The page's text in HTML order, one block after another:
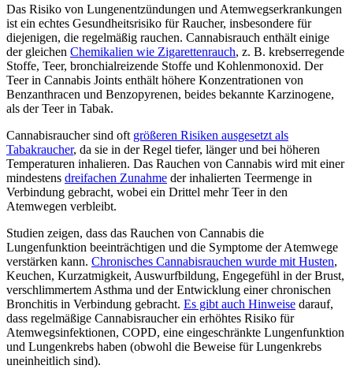
Das Risiko von Lungenentzündungen und Atemwegserkrankungen
ist ein echtes Gesundheitsrisiko für Raucher, insbesondere für
diejenigen, die regelmäßig rauchen. Cannabisrauch enthält einige
der gleichen Chemikalien wie Zigarettenrauch, z. B. krebserregende
Stoffe, Teer, bronchialreizende Stoffe und Kohlenmonoxid. Der
Teer in Cannabis Joints enthält höhere Konzentrationen von
Benzanthracen und Benzopyrenen, beides bekannte Karzinogene,
als der Teer in Tabak.
Cannabisraucher sind oft größeren Risiken ausgesetzt als
Tabakraucher, da sie in der Regel tiefer, länger und bei höheren
Temperaturen inhalieren. Das Rauchen von Cannabis wird mit einer
mindestens dreifachen Zunahme der inhalierten Teermenge in
Verbindung gebracht, wobei ein Drittel mehr Teer in den
Atemwegen verbleibt.
Studien zeigen, dass das Rauchen von Cannabis die
Lungenfunktion beeinträchtigen und die Symptome der Atemwege
verstärken kann. Chronisches Cannabisrauchen wurde mit Husten,
Keuchen, Kurzatmigkeit, Auswurfbildung, Engegefühl in der Brust,
verschlimmertem Asthma und der Entwicklung einer chronischen
Bronchitis in Verbindung gebracht. Es gibt auch Hinweise darauf,
dass regelmäßige Cannabisraucher ein erhöhtes Risiko für
Atemwegsinfektionen, COPD, eine eingeschränkte Lungenfunktion
und Lungenkrebs haben (obwohl die Beweise für Lungenkrebs
uneinheitlich sind).